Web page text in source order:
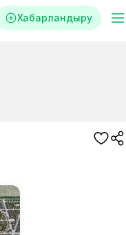
Хабарландыру